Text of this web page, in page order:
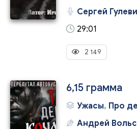
Сергей
29:01
2 149
6,15 грамма
Ужасы, Про
Андрей